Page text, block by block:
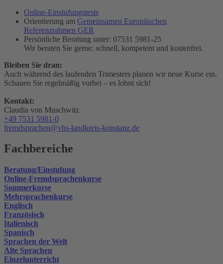
Online-Einstufungstests
Orientierung am Gemeinsamen Europäischen
Referenzrahmen GER
Persönliche Beratung unter: 07531 5981-25
Wir beraten Sie gerne: schnell, kompetent und kostenfrei.
Bleiben Sie dran:
Auch während des laufenden Trimesters planen wir neue Kurse ein.
Schauen Sie regelmäßig vorbei – es lohnt sich!
Kontakt:
Claudia von Muschwitz
+49 7531 5981-0
fremdsprachen@vhs-landkreis-konstanz.de
Fachbereiche
Beratung/Einstufung
Online-Fremdsprachenkurse
Sommerkurse
Mehrsprachenkurse
Englisch
Französisch
Italienisch
Spanisch
Sprachen der Welt
Alte Sprachen
Einzelunterricht